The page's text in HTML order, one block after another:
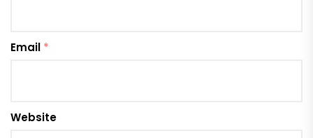
Email *
Website